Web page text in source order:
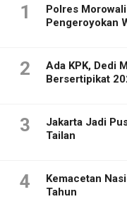
1
Polres
Pengeroyokan
2
Ada KPK, Dedi
Bersertipikat
3
Jakarta Jadi
Tailan
4
Kemacetan
Tahun